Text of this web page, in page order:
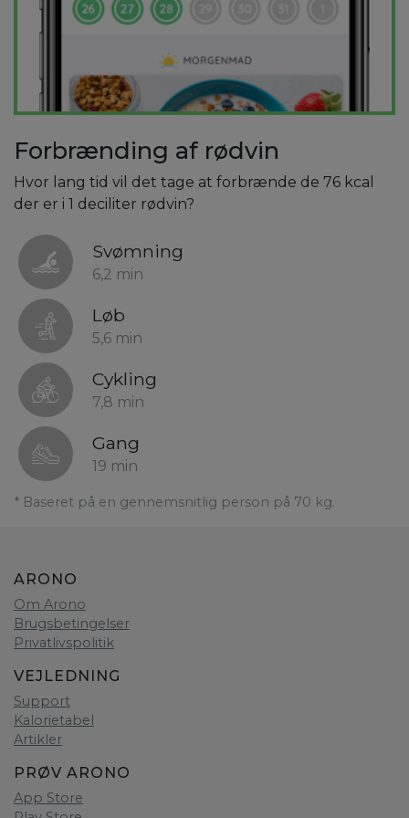
Forbrænding af rødvin
Hvor lang tid vil det tage at forbrænde de 76 kcal
der er i 1 deciliter rødvin?
Svømning
6,2 min
Løb
5,6 min
Cykling
7,8 min
Gang
19 min
* Baseret på en gennemsnitlig person på 70 kg.
ARONO
Om Arono
Brugsbetingelser
Privatlivspolitik
VEJLEDNING
Support
Kalorietabel
Artikler
PRØV ARONO
App Store